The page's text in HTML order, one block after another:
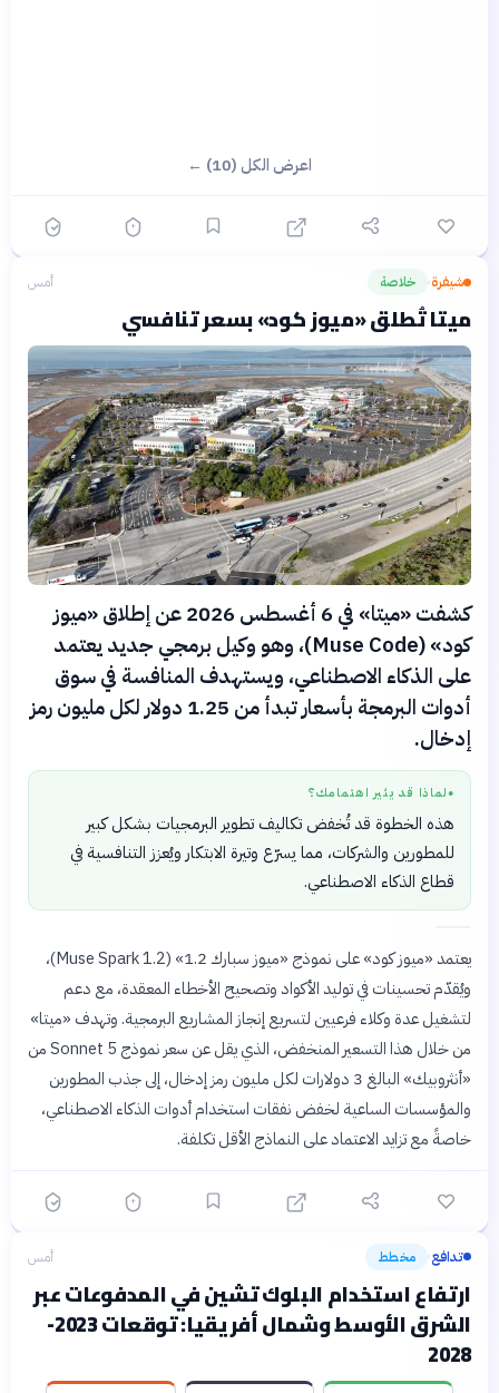
اعرض الكل (10) ←
شيفرة› خلاصة أمس
ميتا تُطلق «ميوز كود» بسعر تنافسي
كشفت «ميتا» في 6 أغسطس 2026 عن إطلاق «ميوز
كود» (Muse Code)، وهو وكيل برمجي جديد يعتمد
على الذكاء الاصطناعي، ويستهدف المنافسة في سوق
أدوات البرمجة بأسعار تبدأ من 1.25 دولار لكل مليون رمز
إدخال.
● لماذا قد يثير اهتمامك؟
هذه الخطوة قد تُخفض تكاليف تطوير البرمجيات بشكل كبير
للمطورين والشركات، مما يسرّع وتيرة الابتكار ويُعزز التنافسية في
قطاع الذكاء الاصطناعي.
يعتمد «ميوز كود» على نموذج «ميوز سبارك 1.2» (Muse Spark 1.2)،
ويُقدّم تحسينات في توليد الأكواد وتصحيح الأخطاء المعقدة، مع دعم
لتشغيل عدة وكلاء فرعيين لتسريع إنجاز المشاريع البرمجية. وتهدف «ميتا»
من خلال هذا التسعير المنخفض، الذي يقل عن سعر نموذج Sonnet 5 من
«أنثروبيك» البالغ 3 دولارات لكل مليون رمز إدخال، إلى جذب المطورين
والمؤسسات الساعية لخفض نفقات استخدام أدوات الذكاء الاصطناعي،
خاصةً مع تزايد الاعتماد على النماذج الأقل تكلفة.
تدافع› مخطط أمس
ارتفاع استخدام البلوك تشين في المدفوعات عبر
الشرق الأوسط وشمال أفريقيا: توقعات 2023-
2028